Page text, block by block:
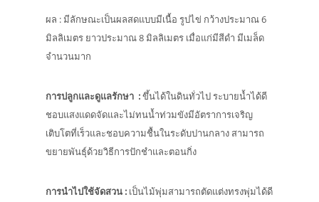
ผล : มีลักษณะเป็นผลสดแบบมีเนื้อ รูปไข่ กว้างประมาณ 6
มิลลิเมตร ยาวประมาณ 8 มิลลิเมตร เมื่อแก่มีสีดำ มีเมล็ด
จำนวนมาก
การปลูกและดูแลรักษา :ขึ้นได้ในดินทั่วไป ระบายน้ำได้ดี
ชอบแสงแดดจัดและไม่ทนน้ำท่วมขังมีอัตราการเจริญ
เติบโตที่เร็วและชอบความชื้นในระดับปานกลาง สามารถ
ขยายพันธุ์ด้วยวิธีการปักชำและตอนกิ่ง
การนำไปใช้จัดสวน : เป็นไม้พุ่มสามารถตัดแต่งทรงพุ่มได้ดี